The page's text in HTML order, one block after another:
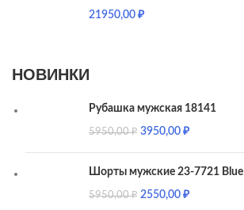
21950,00₽
НОВИНКИ
Рубашка мужская 18141
5950,00₽ 3950,00₽
Шорты мужские 23-7721 Blue
5950,00₽ 2550,00₽